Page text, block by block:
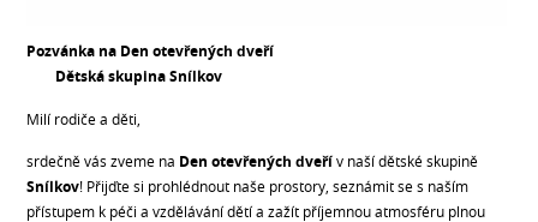
Pozvánka na Den otevřených dveří
Dětská skupina Snílkov
Milí rodiče a děti,
srdečně vás zveme na Den otevřených dveřív naší dětské skupině
Snílkov! Přijďte si prohlédnout naše prostory, seznámit se s naším
přístupem k péči a vzdělávání dětí a zažít příjemnou atmosféru plnou